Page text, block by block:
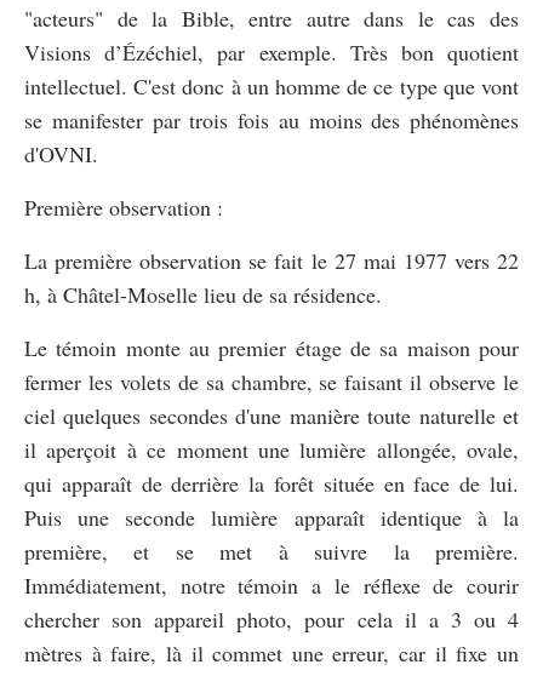
"acteurs" de la Bible, entre autre dans le cas des
Visions d’Ézéchiel, par exemple. Très bon quotient
intellectuel. C'est donc à un homme de ce type que vont
se manifester par trois fois au moins des phénomènes
d'OVNI.
Première observation :
La première observation se fait le 27 mai 1977 vers 22
h, à Châtel-Moselle lieu de sa résidence.
Le témoin monte au premier étage de sa maison pour
fermer les volets de sa chambre, se faisant il observe le
ciel quelques secondes d'une manière toute naturelle et
il aperçoit à ce moment une lumière allongée, ovale,
qui apparaît de derrière la forêt située en face de lui.
Puis une seconde lumière apparaît identique à la
première, et se met à suivre la première.
Immédiatement, notre témoin a le réflexe de courir
chercher son appareil photo, pour cela il a 3 ou 4
mètres à faire, là il commet une erreur, car il fixe un